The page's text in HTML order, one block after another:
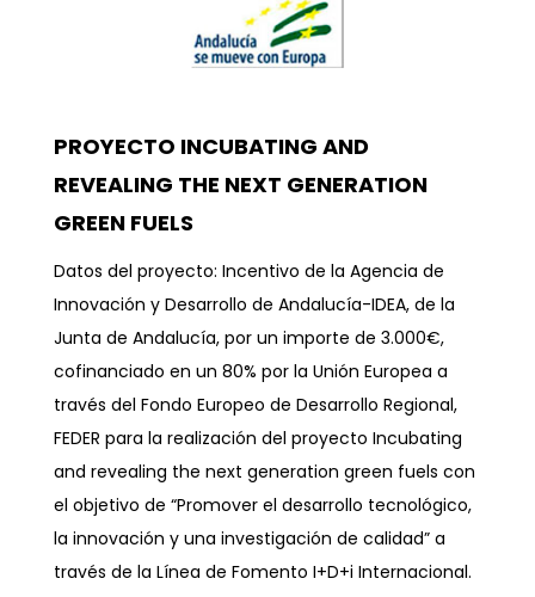
PROYECTO INCUBATING AND
REVEALING THE NEXT GENERATION
GREEN FUELS
Datos del proyecto: Incentivo de la Agencia de
Innovación y Desarrollo de Andalucía-IDEA, de la
Junta de Andalucía, por un importe de 3.000€,
cofinanciado en un 80% por la Unión Europea a
través del Fondo Europeo de Desarrollo Regional,
FEDER para la realización del proyecto Incubating
and revealing the next generation green fuels con
el objetivo de “Promover el desarrollo tecnológico,
la innovación y una investigación de calidad” a
través de la Línea de Fomento I+D+i Internacional.